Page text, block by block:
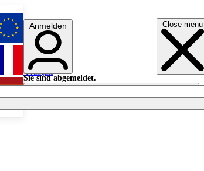
Close menu
English
Français
Anmelden
Sie sind abgemeldet.
Anmelden
Licht aus